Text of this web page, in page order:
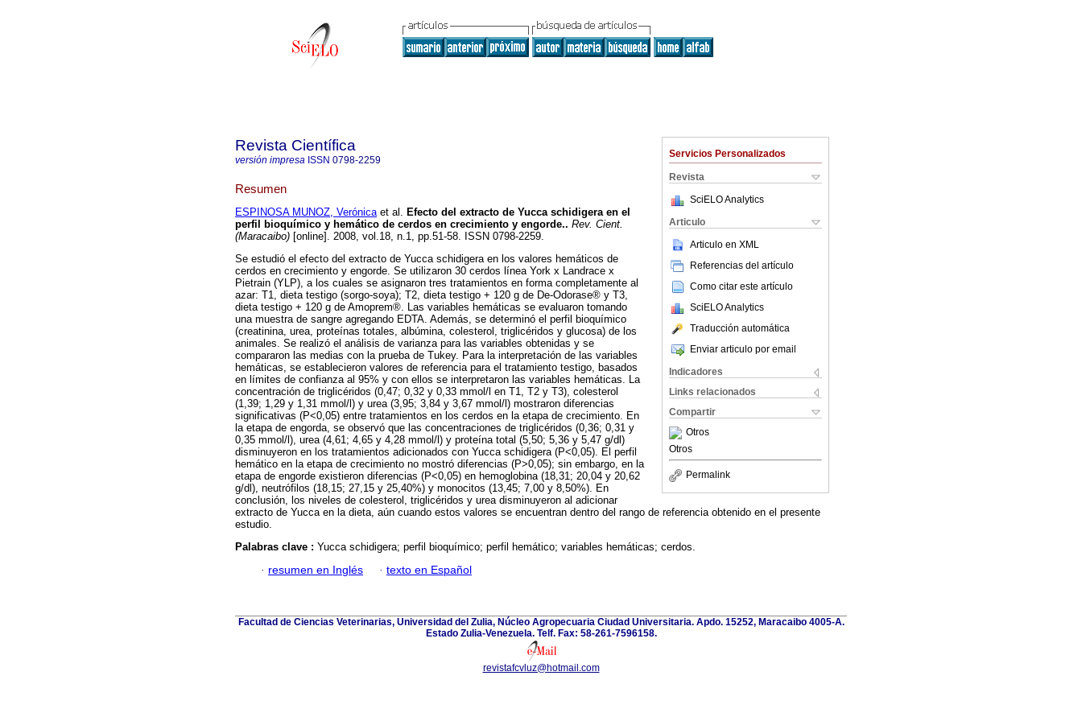
Servicios Personalizados
Revista
SciELO Analytics
Articulo
Articulo en XML
Referencias del artículo
Como citar este artículo
SciELO Analytics
Traducción automática
Enviar articulo por email
Indicadores
Links relacionados
Compartir
Otros
Otros
Permalink
Revista Científica
versión impresa ISSN 0798-2259
Resumen
ESPINOSA MUNOZ, Verónicaet al. Efecto del extracto de Yucca schidigera en el
perfil bioquímico y hemático de cerdos en crecimiento y engorde.. Rev. Cient.
(Maracaibo) [online]. 2008, vol.18, n.1, pp.51-58. ISSN 0798-2259.
Se estudió el efecto del extracto de Yucca schidigera en los valores hemáticos de
cerdos en crecimiento y engorde. Se utilizaron 30 cerdos línea York x Landrace x
Pietrain (YLP), a los cuales se asignaron tres tratamientos en forma completamente al
azar: T1, dieta testigo (sorgo-soya); T2, dieta testigo + 120 g de De-Odorase® y T3,
dieta testigo + 120 g de Amoprem®. Las variables hemáticas se evaluaron tomando
una muestra de sangre agregando EDTA. Además, se determinó el perfil bioquímico
(creatinina, urea, proteínas totales, albúmina, colesterol, triglicéridos y glucosa) de los
animales. Se realizó el análisis de varianza para las variables obtenidas y se
compararon las medias con la prueba de Tukey. Para la interpretación de las variables
hemáticas, se establecieron valores de referencia para el tratamiento testigo, basados
en límites de confianza al 95% y con ellos se interpretaron las variables hemáticas. La
concentración de triglicéridos (0,47; 0,32 y 0,33 mmol/l en T1, T2 y T3), colesterol
(1,39; 1,29 y 1,31 mmol/l) y urea (3,95; 3,84 y 3,67 mmol/l) mostraron diferencias
significativas (P<0,05) entre tratamientos en los cerdos en la etapa de crecimiento. En
la etapa de engorda, se observó que las concentraciones de triglicéridos (0,36; 0,31 y
0,35 mmol/l), urea (4,61; 4,65 y 4,28 mmol/l) y proteína total (5,50; 5,36 y 5,47 g/dl)
disminuyeron en los tratamientos adicionados con Yucca schidigera (P<0,05). El perfil
hemático en la etapa de crecimiento no mostró diferencias (P>0,05); sin embargo, en la
etapa de engorde existieron diferencias (P<0,05) en hemoglobina (18,31; 20,04 y 20,62
g/dl), neutrófilos (18,15; 27,15 y 25,40%) y monocitos (13,45; 7,00 y 8,50%). En
conclusión, los niveles de colesterol, triglicéridos y urea disminuyeron al adicionar
extracto de Yucca en la dieta, aún cuando estos valores se encuentran dentro del rango de referencia obtenido en el presente
estudio.
Palabras clave : Yucca schidigera; perfil bioquímico; perfil hemático; variables hemáticas; cerdos.
· resumen en Inglés · texto en Español
Facultad de Ciencias Veterinarias, Universidad del Zulia, Núcleo Agropecuaria Ciudad Universitaria. Apdo. 15252, Maracaibo 4005-A.
Estado Zulia-Venezuela. Telf. Fax: 58-261-7596158.
revistafcvluz@hotmail.com